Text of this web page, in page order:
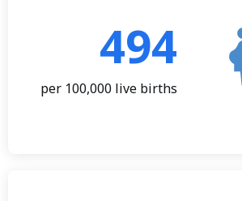
494
per 100,000 live births